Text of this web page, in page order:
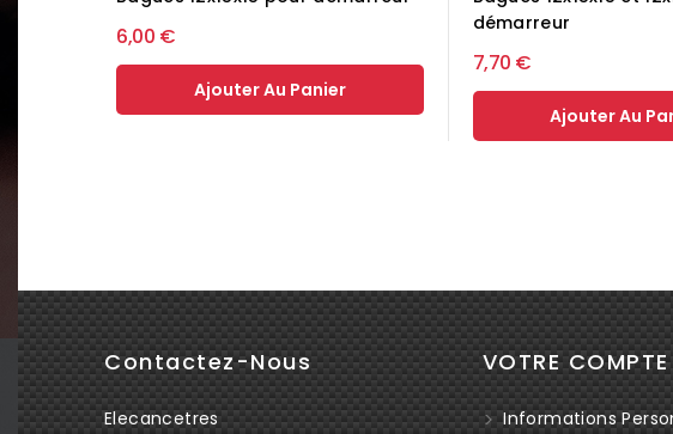
6,00 €
Ajouter Au Panier
démarreur
7,70 €
Ajouter Au
Contactez-Nous
Elecancetres
VOTRE COMPTE
Informations